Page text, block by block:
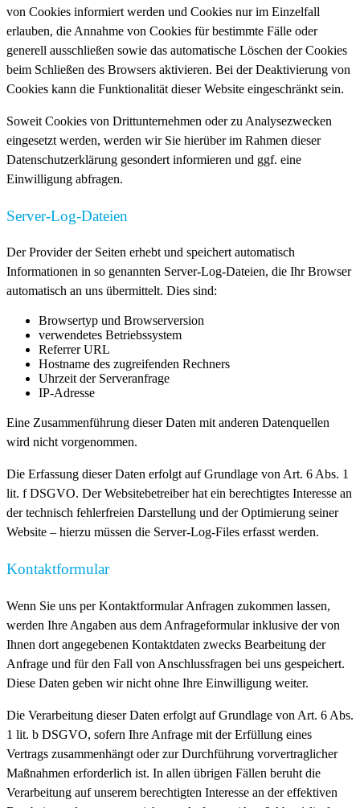
von Cookies informiert werden und Cookies nur im Einzelfall
erlauben, die Annahme von Cookies für bestimmte Fälle oder
generell ausschließen sowie das automatische Löschen der Cookies
beim Schließen des Browsers aktivieren. Bei der Deaktivierung von
Cookies kann die Funktionalität dieser Website eingeschränkt sein.
Soweit Cookies von Drittunternehmen oder zu Analysezwecken
eingesetzt werden, werden wir Sie hierüber im Rahmen dieser
Datenschutzerklärung gesondert informieren und ggf. eine
Einwilligung abfragen.
Server-Log-Dateien
Der Provider der Seiten erhebt und speichert automatisch
Informationen in so genannten Server-Log-Dateien, die Ihr Browser
automatisch an uns übermittelt. Dies sind:
Browsertyp und Browserversion
verwendetes Betriebssystem
Referrer URL
Hostname des zugreifenden Rechners
Uhrzeit der Serveranfrage
IP-Adresse
Eine Zusammenführung dieser Daten mit anderen Datenquellen
wird nicht vorgenommen.
Die Erfassung dieser Daten erfolgt auf Grundlage von Art. 6 Abs. 1
lit. f DSGVO. Der Websitebetreiber hat ein berechtigtes Interesse an
der technisch fehlerfreien Darstellung und der Optimierung seiner
Website – hierzu müssen die Server-Log-Files erfasst werden.
Kontaktformular
Wenn Sie uns per Kontaktformular Anfragen zukommen lassen,
werden Ihre Angaben aus dem Anfrageformular inklusive der von
Ihnen dort angegebenen Kontaktdaten zwecks Bearbeitung der
Anfrage und für den Fall von Anschlussfragen bei uns gespeichert.
Diese Daten geben wir nicht ohne Ihre Einwilligung weiter.
Die Verarbeitung dieser Daten erfolgt auf Grundlage von Art. 6 Abs.
1 lit. b DSGVO, sofern Ihre Anfrage mit der Erfüllung eines
Vertrags zusammenhängt oder zur Durchführung vorvertraglicher
Maßnahmen erforderlich ist. In allen übrigen Fällen beruht die
Verarbeitung auf unserem berechtigten Interesse an der effektiven